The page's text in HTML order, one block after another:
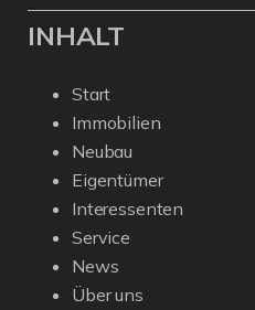
INHALT
Start
Immobilien
Neubau
Eigentümer
Interessenten
Service
News
Über uns